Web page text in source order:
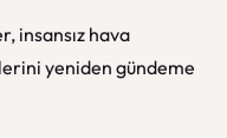
insansız hava
yeniden gündeme